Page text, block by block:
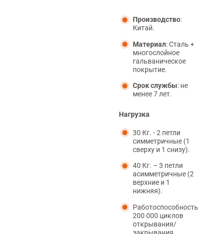
Производство:
Китай.
Материал: Сталь +
многослойное
гальваническое
покрытие.
Срок службы: не
менее 7 лет.
Нагрузка
30 Кг. - 2 петли
симметричные (1
сверху и 1 снизу).
40 Кг. – 3 петли
асимметричные (2
верхние и 1
нижняя).
Работоспособность
200 000 циклов
открывания/